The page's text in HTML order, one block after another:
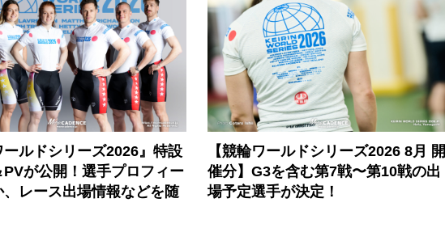
ールドシリーズ2026』特設
PVが公開！選手プロフィー
、レース出場情報などを随
【競輪ワールドシリーズ2026 8月 開
催分】G3を含む第7戦〜第10戦の出
場予定選手が決定！